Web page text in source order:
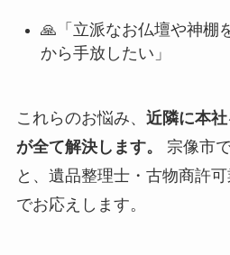
🙏「立派なお仏壇や神棚
から手放したい」
これらのお悩み、 近隣に本
が全て解決します。
宗像市
と、遺品整理士・古物商許
でお応えします。